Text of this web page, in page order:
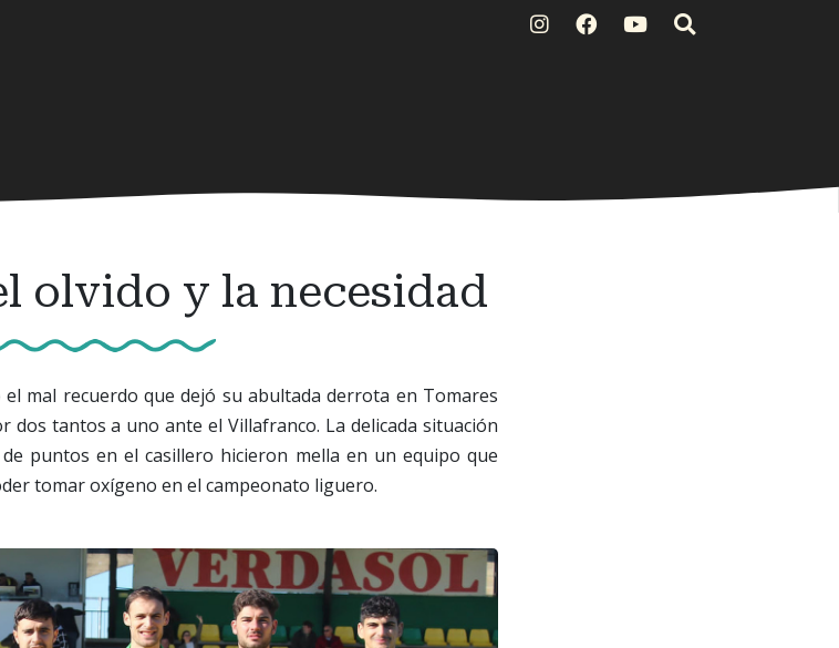
olvido y la necesidad
mal recuerdo que dejó su abultada derrota en Tomares
tantos a uno ante el Villafranco. La delicada situación
puntos en el casillero hicieron mella en un equipo que
tomar oxígeno en el campeonato liguero.